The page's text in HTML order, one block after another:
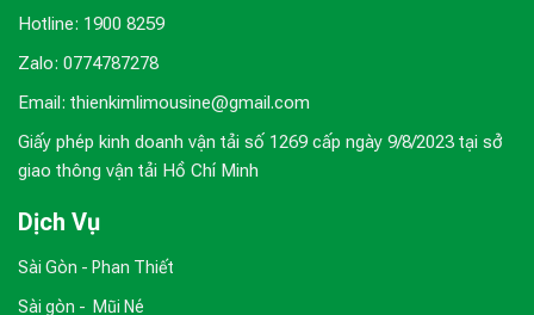
Hotline: 1900 8259
Zalo: 0774787278
Email: thienkimlimousine@gmail.com
Giấy phép kinh doanh vận tải số 1269 cấp ngày 9/8/2023 tại sở
giao thông vận tải Hồ Chí Minh
Dịch Vụ
Sài Gòn - Phan Thiết
Sài gòn - Mũi Né